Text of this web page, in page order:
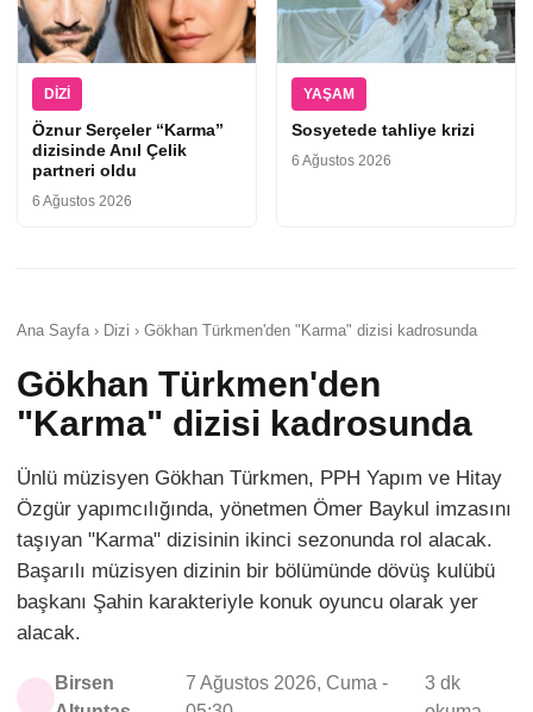
DIZI
Öznur Serçeler “Karma”
dizisinde Anıl Çelik
partneri oldu
6 Ağustos 2026
YAŞAM
Sosyetede tahliye krizi
6 Ağustos 2026
Ana Sayfa › Dizi › Gökhan Türkmen'den "Karma" dizisi kadrosunda
Gökhan Türkmen'den
"Karma" dizisi kadrosunda
Ünlü müzisyen Gökhan Türkmen, PPH Yapım ve Hitay
Özgür yapımcılığında, yönetmen Ömer Baykul imzasını
taşıyan "Karma" dizisinin ikinci sezonunda rol alacak.
Başarılı müzisyen dizinin bir bölümünde dövüş kulübü
başkanı Şahin karakteriyle konuk oyuncu olarak yer
alacak.
Birsen
7 Ağustos 2026, Cuma -
3 dk